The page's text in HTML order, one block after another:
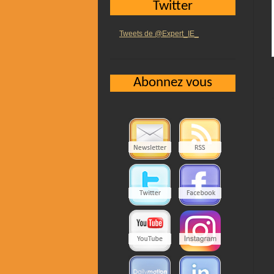
Twitter
Tweets de @Expert_IE_
Abonnez vous